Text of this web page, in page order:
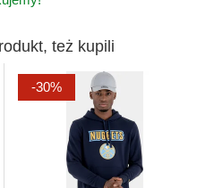
też kupili
-30%